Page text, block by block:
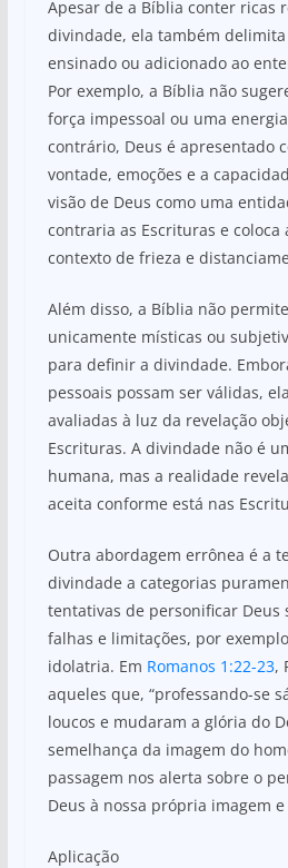
Apesar de a Bíblia conter ricas
divindade, ela também
ensinado ou adicionado ao
Por exemplo, a Bíblia não
força impessoal ou uma
contrário, Deus é apresentado
vontade, emoções e a
visão de Deus como uma
contraria as Escrituras e
contexto de frieza e
Além disso, a Bíblia não
unicamente místicas ou
para definir a divindade.
pessoais possam ser válidas,
avaliadas à luz da revelação
Escrituras. A divindade não é
humana, mas a realidade
aceita conforme está nas
Outra abordagem errônea é a
divindade a categorias
tentativas de personificar Deus
falhas e limitações, por
idolatria. Em Romanos 1:22-23,
aqueles que, “professando-se
loucos e mudaram a glória do
semelhança da imagem do
passagem nos alerta sobre o
Deus à nossa própria imagem
Aplicação